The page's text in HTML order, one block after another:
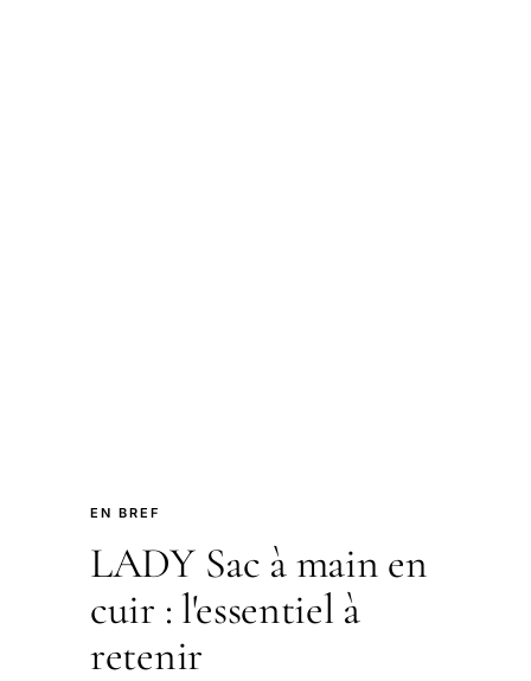
EN BREF
LADY Sac à main en
cuir : l'essentiel à
retenir